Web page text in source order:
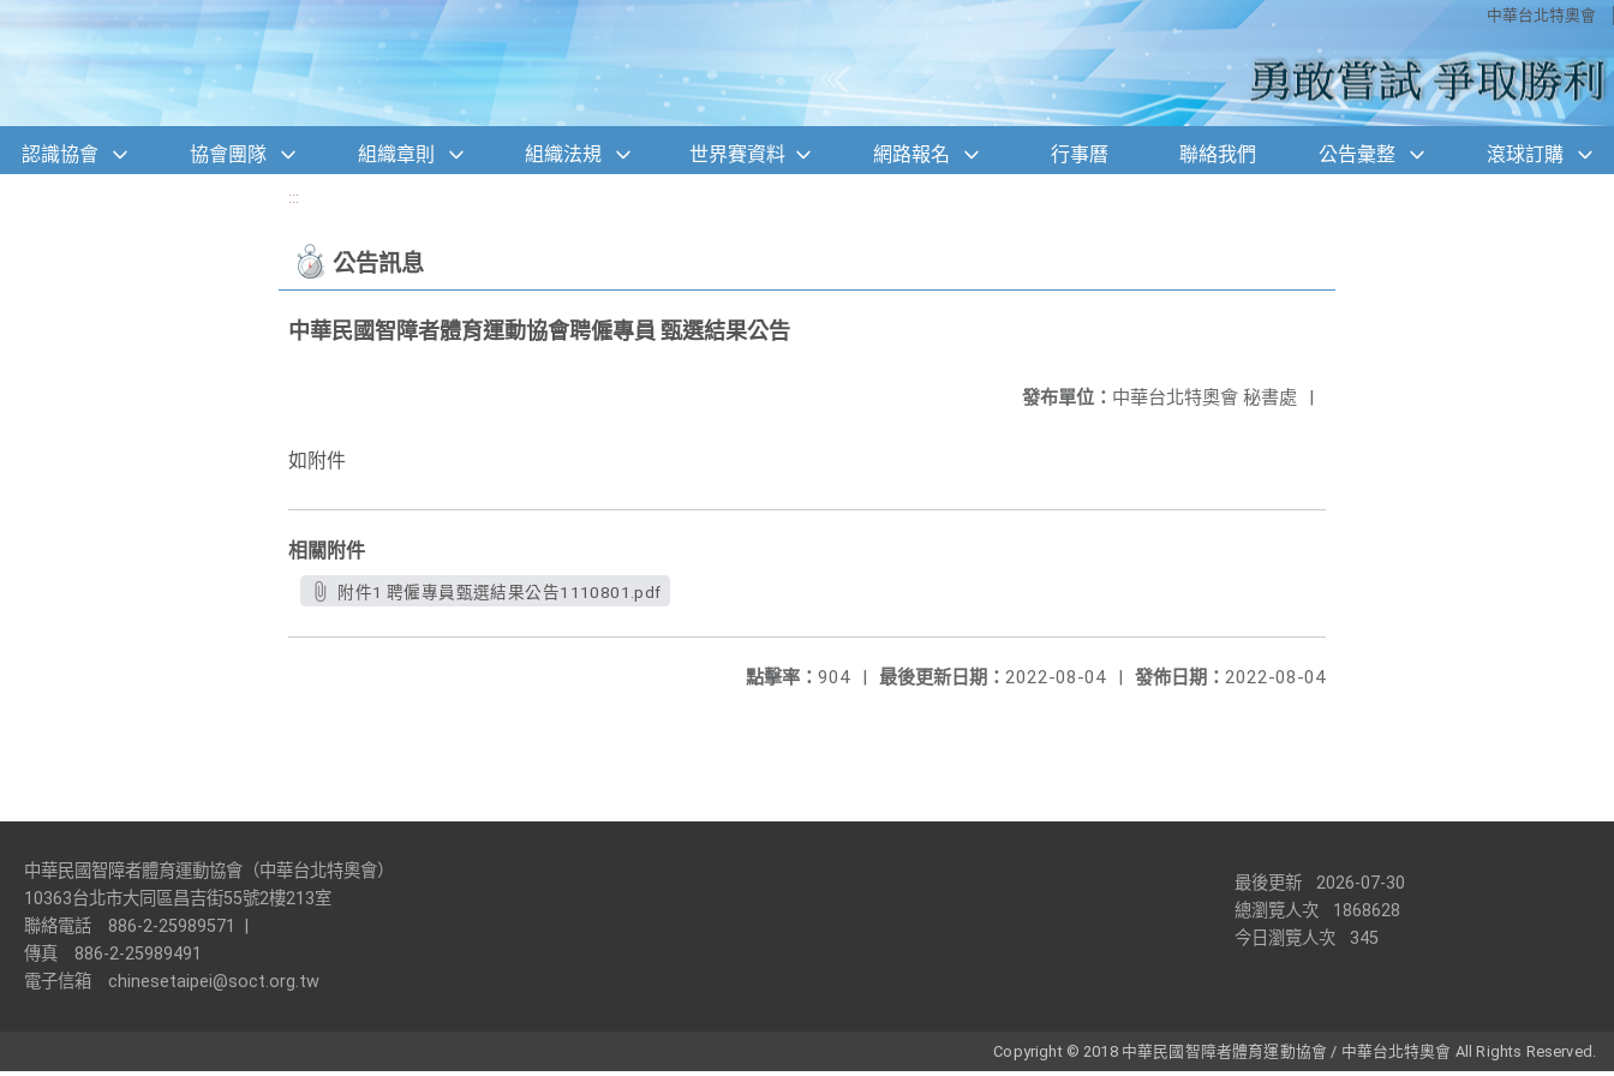
移至網頁之主要內容區位置 中華台北特奧會
認識協會 協會團隊 組織章則 組織法規 世界賽資料 網路報名 行事曆 聯絡我們 公告彙整 滾球訂購
:::
公告訊息
中華民國智障者體育運動協會聘僱專員 甄選結果公告
發布單位： 中華台北特奧會 秘書處 |
如附件
相關附件
附件1 聘僱專員甄選結果公告1110801.pdf
發佈日期： 2022-08-04
最後更新日期： 2022-08-04 |
點擊率： 904 |
中華民國智障者體育運動協會（中華台北特奧會）
10363台北市大同區昌吉街55號2樓213室
聯絡電話
886-2-25989571
傳真
886-2-25989491
電子信箱
chinesetaipei@soct.org.tw
最後更新
2026-07-30
總瀏覽人次
1868628
今日瀏覽人次
345
Copyright © 2018 中華民國智障者體育運動協會 / 中華台北特奧會 All Rights Reserved.